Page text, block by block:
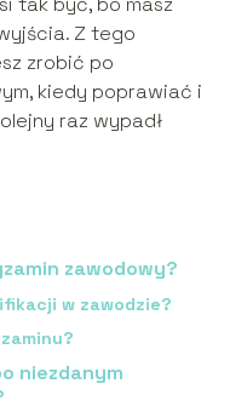
Z tego
zrobić po
kiedy poprawiać i
raz wypadł
zawodowy?
w zawodzie?
niezdanym